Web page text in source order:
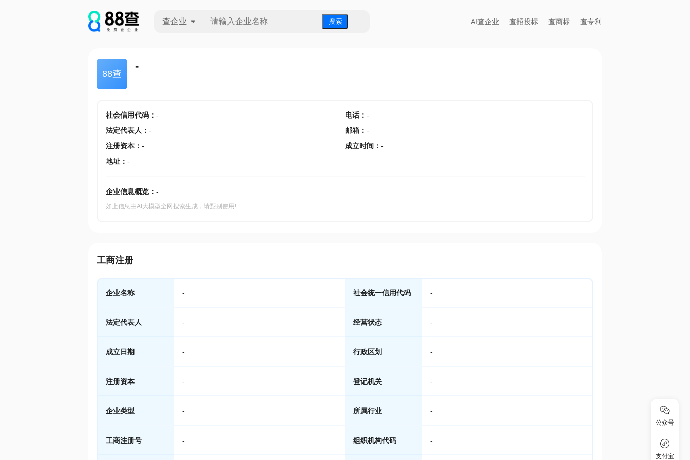
查企业 搜 索 AI查企业 查招投标 查商标 查专利
88查
-
社会信用代码： - 电话： -
法定代表人 ： - 邮箱 ： -
注册资本： - 成立时间 ： -
地址： -
企业信息概览： -
如上信息由AI大模型全网搜索生成，请甄别使用!
工商注册
企业名称 - 社会统一信用代码 -
法定代表人 - 经营状态 -
成立日期 - 行政区划 -
注册资本 - 登记机关 -
企业类型 - 所属行业 -
工商注册号 - 组织机构代码 -
公众号
支付宝